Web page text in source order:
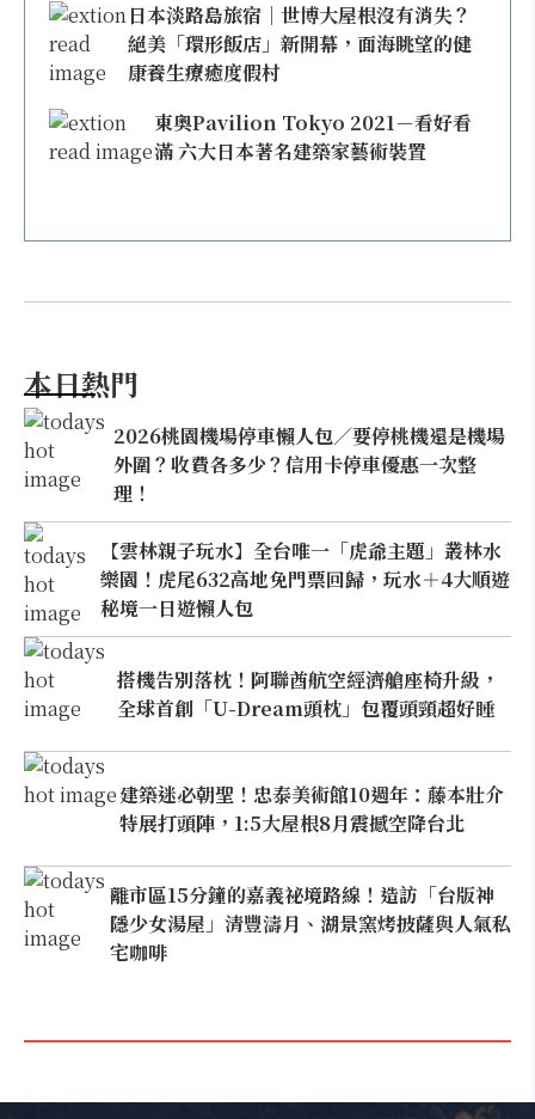
日本淡路島旅宿｜世博大屋根沒有消失？
絕美「環形飯店」新開幕，面海眺望的健
康養生療癒度假村
東奧Pavilion Tokyo 2021－看好看
滿 六大日本著名建築家藝術裝置
本日熱門
2026桃園機場停車懶人包／要停桃機還是機場
外圍？收費各多少？信用卡停車優惠一次整
理！
【雲林親子玩水】全台唯一「虎爺主題」叢林水
樂園！虎尾632高地免門票回歸，玩水＋4大順遊
秘境一日遊懶人包
搭機告別落枕！阿聯酋航空經濟艙座椅升級，
全球首創「U-Dream頭枕」包覆頭頸超好睡
建築迷必朝聖！忠泰美術館10週年：藤本壯介
特展打頭陣，1:5大屋根8月震撼空降台北
離市區15分鐘的嘉義祕境路線！造訪「台版神
隱少女湯屋」清豐濤月、湖景窯烤披薩與人氣私
宅咖啡